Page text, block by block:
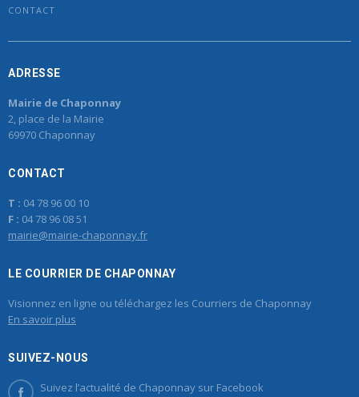
CONTACT
ADRESSE
Mairie de Chaponnay
2, place de la Mairie
69970 Chaponnay
CONTACT
T : 04 78 96 00 10
F : 04 78 96 08 51
mairie@mairie-chaponnay.fr
LE COURRIER DE CHAPONNAY
Visionnez en ligne ou téléchargez les Courriers de Chaponnay
En savoir plus
SUIVEZ-NOUS
Suivez l’actualité de Chaponnay sur Facebook